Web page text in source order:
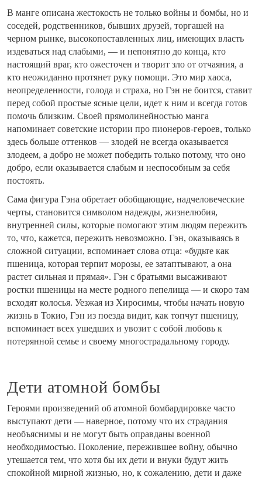
В манге описана жестокость не только войны и бомбы, но и
соседей, родственников, бывших друзей, торгашей на
черном рынке, высокопоставленных лиц, имеющих власть
издеваться над слабыми, — и непонятно до конца, кто
настоящий враг, кто ожесточен и творит зло от отчаяния, а
кто неожиданно протянет руку помощи. Это мир хаоса,
неопределенности, голода и страха, но Гэн не боится, ставит
перед собой простые ясные цели, идет к ним и всегда готов
помочь близким. Своей прямолинейностью манга
напоминает советские истории про пионеров-героев, только
здесь больше оттенков — злодей не всегда оказывается
злодеем, а добро не может победить только потому, что оно
добро, если оказывается слабым и неспособным за себя
постоять.
Сама фигура Гэна обретает обобщающие, надчеловеческие
черты, становится символом надежды, жизнелюбия,
внутренней силы, которые помогают этим людям пережить
то, что, кажется, пережить невозможно. Гэн, оказываясь в
сложной ситуации, вспоминает слова отца: «будьте как
пшеница, которая терпит морозы, ее затаптывают, а она
растет сильная и прямая». Гэн с братьями высаживают
ростки пшеницы на месте родного пепелища — и скоро там
всходят колосья. Уезжая из Хиросимы, чтобы начать новую
жизнь в Токио, Гэн из поезда видит, как топчут пшеницу,
вспоминает всех ушедших и увозит с собой любовь к
потерянной семье и своему многострадальному городу.
Дети атомной бомбы
Героями произведений об атомной бомбардировке часто
выступают дети — наверное, потому что их страдания
необъяснимы и не могут быть оправданы военной
необходимостью. Поколение, пережившее войну, обычно
утешается тем, что хотя бы их дети и внуки будут жить
спокойной мирной жизнью, но, к сожалению, дети и даже